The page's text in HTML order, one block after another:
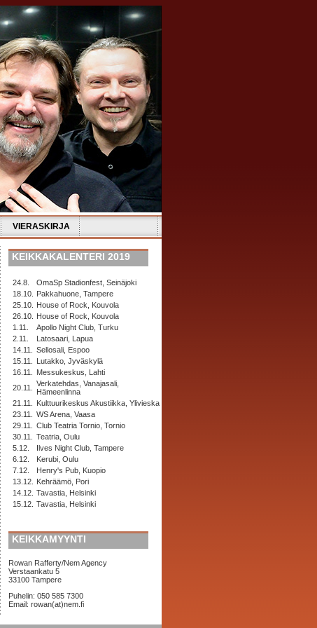
VIERASKIRJA
KEIKKAKALENTERI 2019
24.8.
OmaSp Stadionfest, Seinäjoki
18.10.
Pakkahuone, Tampere
25.10.
House of Rock, Kouvola
26.10.
House of Rock, Kouvola
1.11.
Apollo Night Club, Turku
2.11.
Latosaari, Lapua
14.11.
Sellosali, Espoo
15.11.
Lutakko, Jyväskylä
16.11.
Messukeskus, Lahti
20.11.
Verkatehdas, Vanajasali,
Hämeenlinna
21.11.
Kulttuurikeskus Akustiikka, Ylivieska
23.11.
WS Arena, Vaasa
29.11.
Club Teatria Tornio, Tornio
30.11.
Teatria, Oulu
5.12.
Ilves Night Club, Tampere
6.12.
Kerubi, Oulu
7.12.
Henry's Pub, Kuopio
13.12.
Kehräämö, Pori
14.12. Tavastia, Helsinki
15.12. Tavastia, Helsinki
KEIKKAMYYNTI
Rowan Rafferty/Nem Agency
Verstaankatu 5
33100 Tampere
Puhelin: 050 585 7300
Email: rowan(at)nem.fi